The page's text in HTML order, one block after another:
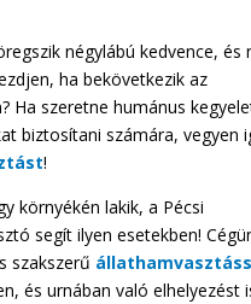
négylábú kedvence, és
ha bekövetkezik az
Ha szeretne humánus
biztosítani számára, vegyen
!
környékén lakik, a Pécsi
segít ilyen esetekben!
szakszerű
és urnában való elhelyezést